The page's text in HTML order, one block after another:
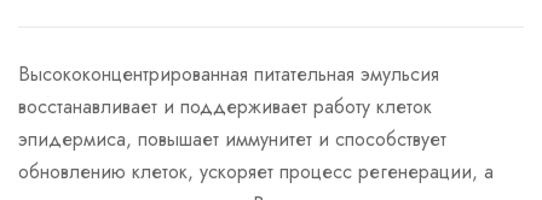
Высококонцентрированная питательная эмульсия
восстанавливает и поддерживает работу клеток
эпидермиса, повышает иммунитет и способствует
обновлению клеток, ускоряет процесс регенерации, а